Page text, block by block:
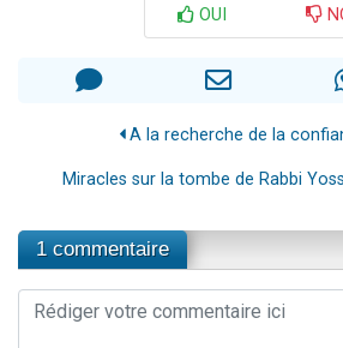
OUI
A la recherche de la
Miracles sur la tombe de Rabbi
1 commentaire